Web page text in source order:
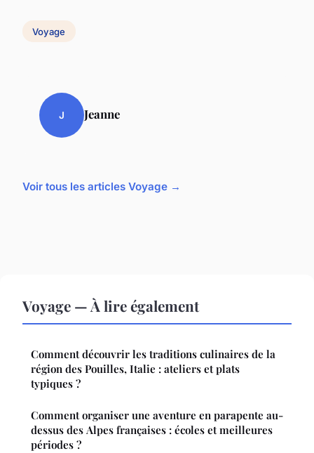
Voyage
J Jeanne
Voir tous les articles Voyage →
Voyage — À lire également
Comment découvrir les traditions culinaires de la
région des Pouilles, Italie : ateliers et plats
typiques ?
Comment organiser une aventure en parapente au-
dessus des Alpes françaises : écoles et meilleures
périodes ?